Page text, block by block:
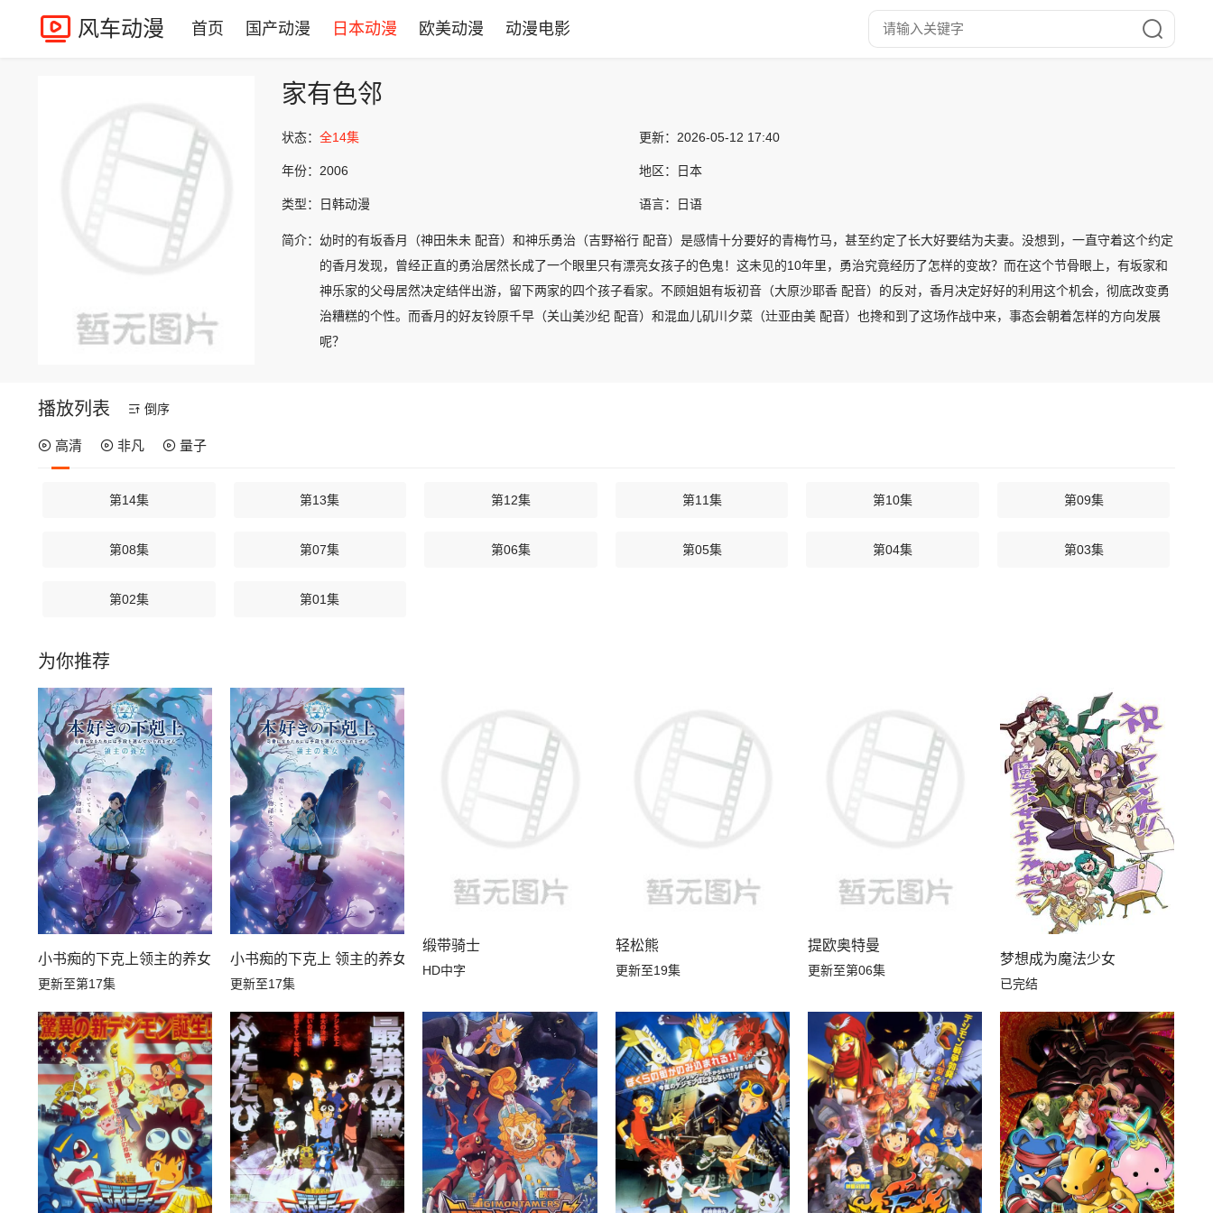
风车动漫 首页 国产动漫 日本动漫 欧美动漫 动漫电影
家有色邻
状态： 全14集 更新： 2026-05-12 17:40
年份： 2006 地区： 日本
类型： 日韩动漫 语言： 日语
简介： 幼时的有坂香月（神田朱未 配音）和神乐勇治（吉野裕行 配音）是感情十分要好的青梅竹马，甚至约定了长大好要结为夫妻。没想到，一直守着这个约定
的香月发现，曾经正直的勇治居然长成了一个眼里只有漂亮女孩子的色鬼！这未见的10年里，勇治究竟经历了怎样的变故？而在这个节骨眼上，有坂家和
神乐家的父母居然决定结伴出游，留下两家的四个孩子看家。不顾姐姐有坂初音（大原沙耶香 配音）的反对，香月决定好好的利用这个机会，彻底改变勇
治糟糕的个性。而香月的好友铃原千早（关山美沙纪 配音）和混血儿矶川夕菜（辻亚由美 配音）也搀和到了这场作战中来，事态会朝着怎样的方向发展
呢？
播放列表 倒序
高清 非凡 量子
第14集 第13集 第12集 第11集 第10集 第09集
第08集 第07集 第06集 第05集 第04集 第03集
第02集 第01集
为你推荐
小书痴的下克上领主的养女
更新至第17集
小书痴的下克上 领主的养女
更新至17集
缎带骑士
HD中字
轻松熊
更新至19集
提欧奥特曼
更新至第06集
梦想成为魔法少女
已完结